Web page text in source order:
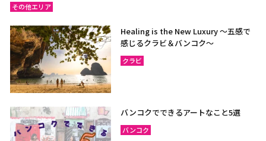
その他エリア
Healing is the New Luxury ～五感で
感じるクラビ＆バンコク～
クラビ
バンコクでできるアートなこと5選
バンコク